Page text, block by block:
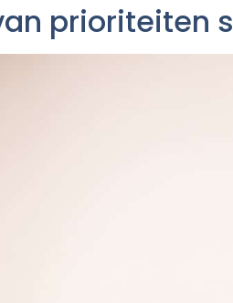
prioriteiten